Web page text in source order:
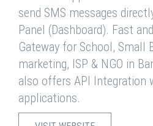
send SMS messages
Panel (Dashboard). Fast
Gateway for School, Small
marketing, ISP & NGO in
also offers API Integration
applications.